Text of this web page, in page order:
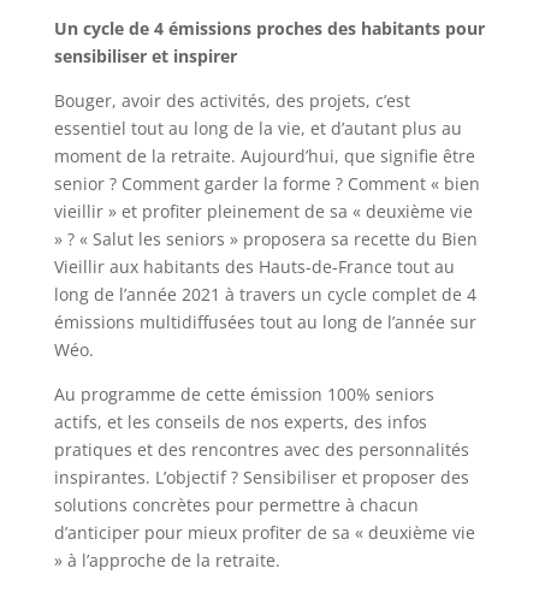
Un cycle de 4 émissions proches des habitants pour
sensibiliser et inspirer
Bouger, avoir des activités, des projets, c’est
essentiel tout au long de la vie, et d’autant plus au
moment de la retraite. Aujourd’hui, que signifie être
senior ? Comment garder la forme ? Comment « bien
vieillir » et profiter pleinement de sa « deuxième vie
» ? « Salut les seniors » proposera sa recette du Bien
Vieillir aux habitants des Hauts-de-France tout au
long de l’année 2021 à travers un cycle complet de 4
émissions multidiffusées tout au long de l’année sur
Wéo.
Au programme de cette émission 100% seniors
actifs, et les conseils de nos experts, des infos
pratiques et des rencontres avec des personnalités
inspirantes. L’objectif ? Sensibiliser et proposer des
solutions concrètes pour permettre à chacun
d’anticiper pour mieux profiter de sa « deuxième vie
» à l’approche de la retraite.